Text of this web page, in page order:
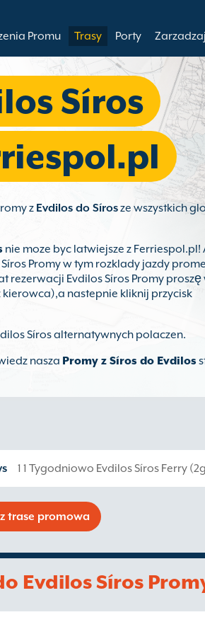
Promu Trasy Porty
Síros
z Evdilos do Sírosze wszystkich
nie moze byc latwiejsze z Ferriespol.pl!
Promy w tym rozklady jazdy
rezerwacji Evdilos Síros Promy
nastepnie kliknij przycisk
Síros alternatywnych polaczen.
nasza Promy z Síros do Evdilos
1 1 Tygodniowo Evdilos Síros Ferry
trase promowa
Evdilos Síros